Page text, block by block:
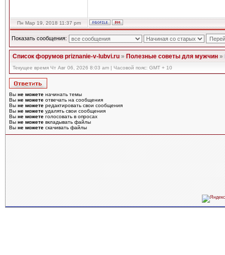
Пн Мар 19, 2018 11:37 pm
Показать сообщения:
Список форумов priznanie-v-lubvi.ru»Полезные советы для мужчин»
Текущее время Чт Авг 06, 2026 8:03 am | Часовой пояс: GMT + 10
Вы не можете начинать темы
Вы не можете отвечать на сообщения
Вы не можете редактировать свои сообщения
Вы не можете удалять свои сообщения
Вы не можете голосовать в опросах
Вы не можете вкладывать файлы
Вы не можете скачивать файлы